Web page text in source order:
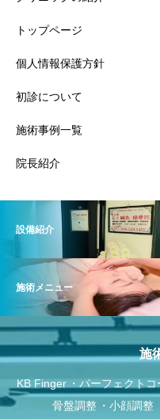
トップページ
個人情報保護方針
初診について
施術事例一覧
院長紹介
設備紹介
施術メニュー
施
KB Finger パーフェクトコ
骨盤調整
小顔調整